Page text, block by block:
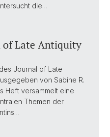
die…
of Late Antiquity
Journal of Late
von Sabine R.
Heft versammelt eine
Themen der